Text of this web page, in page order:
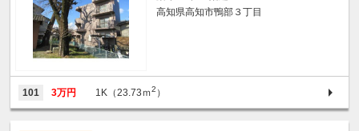
高知県高知市鴨部３丁目
101 3万円 1K（23.73ｍ2 ）